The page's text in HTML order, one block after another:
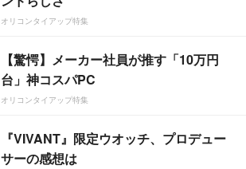
オリコンタイアップ特集
【驚愕】メーカー社員が推す「10万円
台」神コスパPC
オリコンタイアップ特集
『VIVANT』限定ウオッチ、プロデュー
サーの感想は